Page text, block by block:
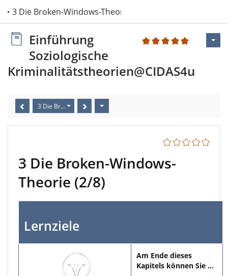
3 Die Broken-Windows-Theorie
1
Einführung
Soziologische
Kriminalitätstheorien@CIDAS4u
3 Die Broken-Windows-Theorie (2/8)
3 Die Broken-Windows-
Theorie (2/8)
Lernziele
Am Ende dieses
Kapitels können Sie ...